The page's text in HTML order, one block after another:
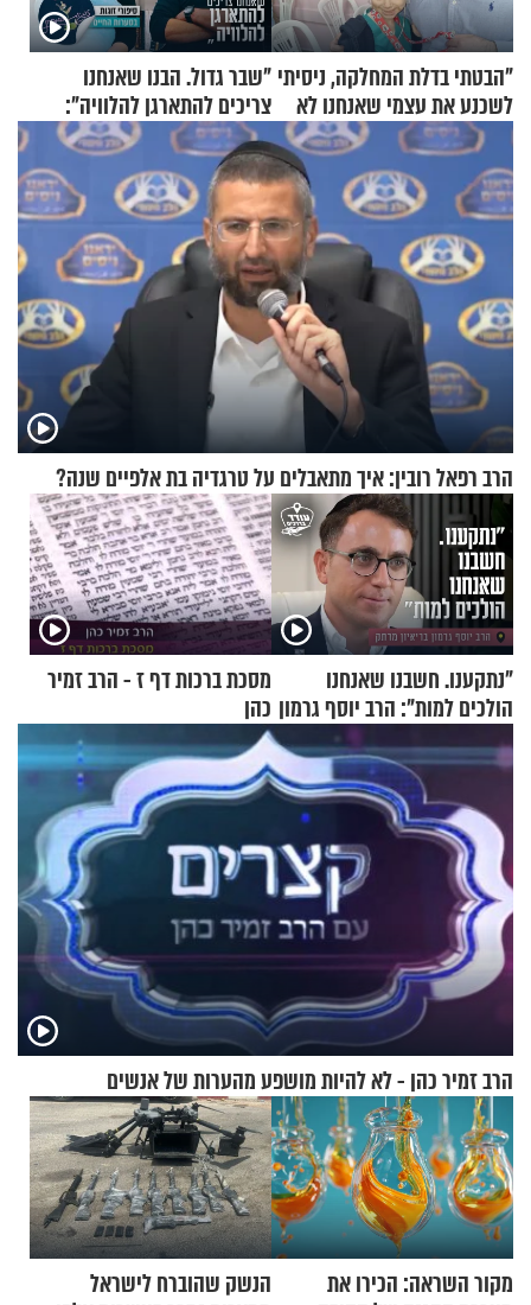
"הבטתי בדלת המחלקה, ניסיתי
לשכנע את עצמי שאנחנו לא
שייכים לשם"
"שבר גדול. הבנו שאנחנו
צריכים להתארגן להלוויה":
זוגיות במבחן, הפעם עם מרים
וגד דנינו
הרב רפאל רובין: איך מתאבלים על טרגדיה בת אלפיים שנה?
"נתקענו. חשבנו שאנחנו
הולכים למות": הרב יוסף גרמון
בריאיון מרתק
מסכת ברכות דף ז - הרב זמיר
כהן
הרב זמיר כהן - לא להיות מושפע מהערות של אנשים
מקור השראה: הכירו את
הנשק שהוברח לישראל